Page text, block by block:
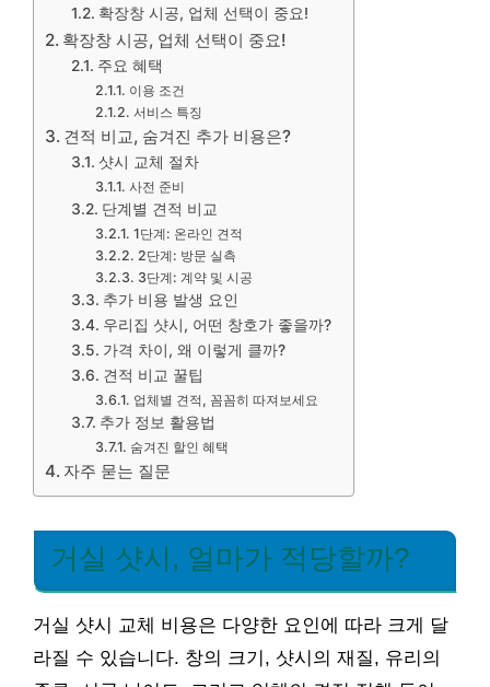
확장창 시공, 업체 선택이 중요!
확장창 시공, 업체 선택이 중요!
주요 혜택
이용 조건
서비스 특징
견적 비교, 숨겨진 추가 비용은?
샷시 교체 절차
사전 준비
단계별 견적 비교
1단계: 온라인 견적
2단계: 방문 실측
3단계: 계약 및 시공
추가 비용 발생 요인
우리집 샷시, 어떤 창호가 좋을까?
가격 차이, 왜 이렇게 클까?
견적 비교 꿀팁
업체별 견적, 꼼꼼히 따져보세요
추가 정보 활용법
숨겨진 할인 혜택
자주 묻는 질문
거실 샷시, 얼마가 적당할까?
거실 샷시 교체 비용은 다양한 요인에 따라 크게 달
라질 수 있습니다. 창의 크기, 샷시의 재질, 유리의